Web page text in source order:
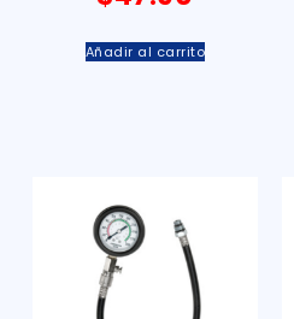
Añadir al carrito